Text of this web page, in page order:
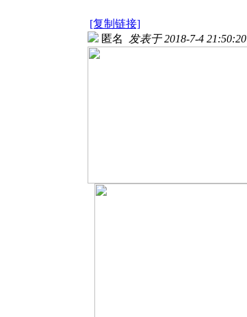
[复制链接]
匿名 发表于 2018-7-4 21:50:20